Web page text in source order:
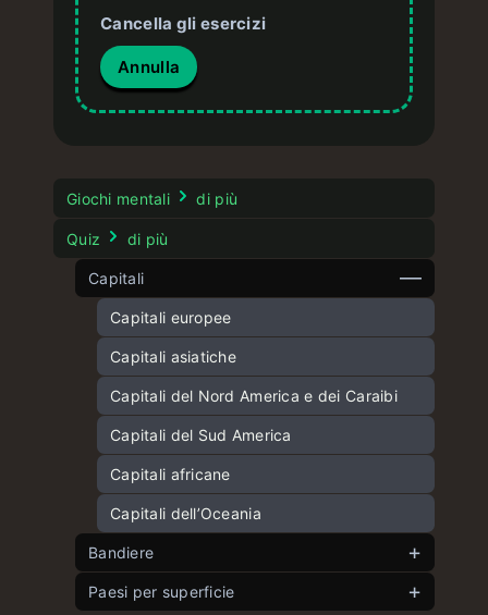
Cancella gli esercizi
Annulla
Giochi mentali di più
Quiz di più
Capitali
Capitali europee
Capitali asiatiche
Capitali del Nord America e dei Caraibi
Capitali del Sud America
Capitali africane
Capitali dell’Oceania
Bandiere
Bandiere europee
Paesi per superficie